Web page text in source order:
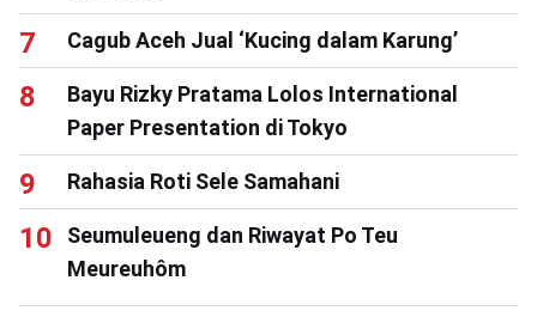
Cagub Aceh Jual ‘Kucing dalam Karung’
Bayu Rizky Pratama Lolos International
Paper Presentation di Tokyo
Rahasia Roti Sele Samahani
Seumuleueng dan Riwayat Po Teu
Meureuhôm